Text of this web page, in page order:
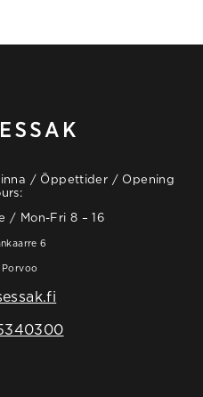
/ Öppettider / Opening
/ Mon-Fri 8 – 16
6
Porvoo